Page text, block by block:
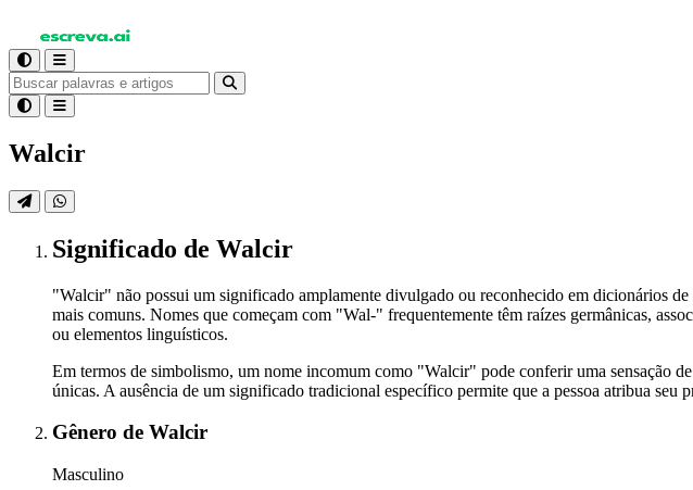
Walcir
Significado de Walcir
"Walcir" não possui um significado amplamente divulgado ou reconhecido em dicionários
mais comuns. Nomes que começam com "Wal-" frequentemente têm raízes germânicas,
ou elementos linguísticos.
Em termos de simbolismo, um nome incomum como "Walcir" pode conferir uma sensação
únicas. A ausência de um significado tradicional específico permite que a pessoa atribua
Gênero de Walcir
Masculino